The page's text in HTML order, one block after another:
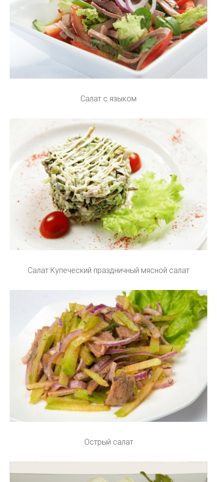
Салат с языком
Салат Купеческий праздничный мясной салат
Острый салат